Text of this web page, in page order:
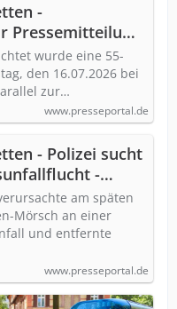
-
Pressemitteilung
sucht Zeugen
- Radfahrerin
- Person
wurde eine 55-
den 16.07.2026 bei
zur…
www.presseportal.de
- Polizei sucht
-
verletzt
am späten
Mörsch an einer
und entfernte
www.presseportal.de